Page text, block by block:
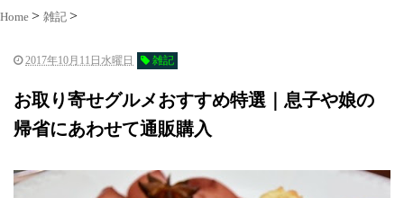
Home 雑記
2017年10月11日水曜日 雑記
お取り寄せグルメおすすめ特選｜息子や娘の
帰省にあわせて通販購入